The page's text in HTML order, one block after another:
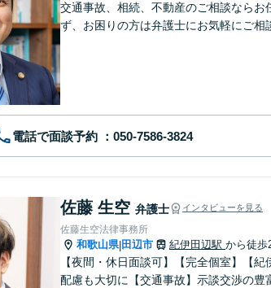
交通事故、相続、不動産のご相談なら
ず、お困りの方は弁護士にお気軽にご相
電話で面談予約
佐藤 生空 弁護士 インタビューを見る
佐藤生空法律事務所
和歌山県|田辺市 紀伊田辺駅 から徒歩
【夜間・休日面談可】【完全個室】【
配慮も大切に【交通事故】示談交渉の